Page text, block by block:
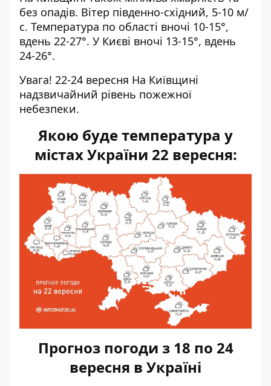
без опадів. Вітер південно-східний, 5-10 м/
с. Температура по області вночі 10-15°,
вдень 22-27°. У Києві вночі 13-15°, вдень
24-26°.
Увага! 22-24 вересня На Київщині
надзвичайний рівень пожежної
небезпеки.
Якою буде температура у
містах України 22 вересня:
Прогноз погоди з 18 по 24
вересня в Україні